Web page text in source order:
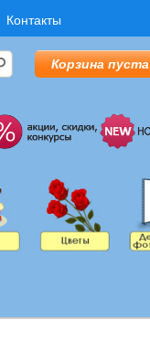
Контакты
Корзина пуста